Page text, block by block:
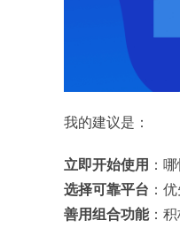
我的建议是：
立即开始使用 ：
选择可靠平台 ：
善用组合功能：积